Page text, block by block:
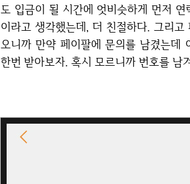
도 입금이 될 시간에 엇비슷하게 먼저
이라고 생각했는데, 더 친절하다. 그리
오니까 만약 페이팔에 문의를 남겼는데
한번 받아보자. 혹시 모르니까 번호를 남